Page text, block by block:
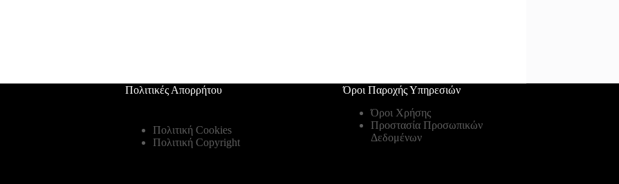
Πολιτικές Απορρήτου
Πολιτική Cookies
Πολιτική Copyright
Όροι Παροχής Υπηρεσιών
Όροι Χρήσης
Προστασία Προσωπικών
Δεδομένων